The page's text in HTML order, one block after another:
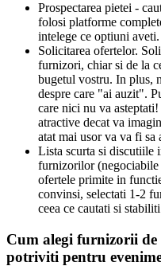
Prospectarea pietei -
folosi platforme
intelege ce optiuni aveti.
Solicitarea ofertelor.
furnizori, chiar si de la
bugetul vostru. In plus,
despre care "ai auzit".
care nici nu va
atractive decat va
atat mai usor va va fi
Lista scurta si discutiile
furnizorilor (negociabile
ofertele primite in
convinsi, selectati 1-2
ceea ce cautati si
Cum alegi furnizorii de
potriviti pentru